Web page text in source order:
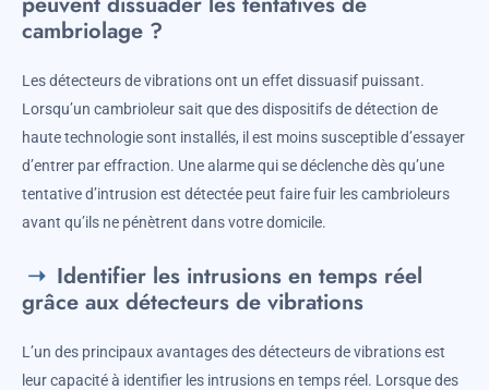
cambriolage ?
Les détecteurs de vibrations ont un effet dissuasif puissant.
Lorsqu’un cambrioleur sait que des dispositifs de détection de
haute technologie sont installés, il est moins susceptible d’essayer
d’entrer par effraction. Une alarme qui se déclenche dès qu’une
tentative d’intrusion est détectée peut faire fuir les cambrioleurs
avant qu’ils ne pénètrent dans votre domicile.
Identifier les intrusions en temps réel
grâce aux détecteurs de vibrations
L’un des principaux avantages des détecteurs de vibrations est
leur capacité à identifier les intrusions en temps réel. Lorsque des